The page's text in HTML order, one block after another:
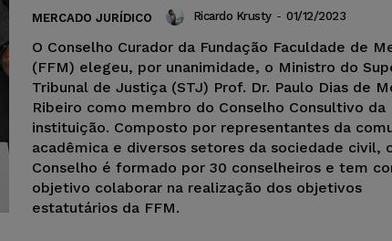
MERCADO JURÍDICO Ricardo Krusty - 01/12/2023
O Conselho Curador da Fundação Faculdade de
(FFM) elegeu, por unanimidade, o Ministro do
Tribunal de Justiça (STJ) Prof. Dr. Paulo Dias de
Ribeiro como membro do Conselho Consultivo da
instituição. Composto por representantes da
acadêmica e diversos setores da sociedade civil,
Conselho é formado por 30 conselheiros e tem
objetivo colaborar na realização dos objetivos
estatutários da FFM.